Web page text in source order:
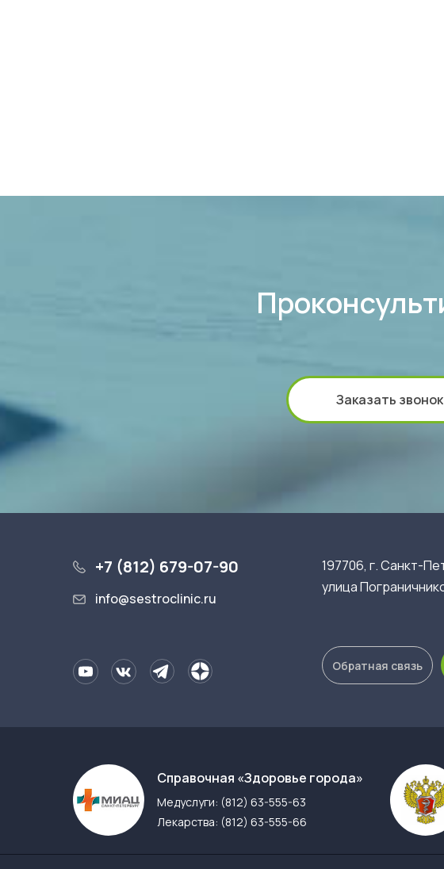
Заказать звонок
+7 (812) 679-07-90
info@sestroclinic.ru
197706, г. Санкт-
улица
Обратная связь
Cправочная «Здоровье города»
Медуслуги: (812) 63-555-63
Лекарства: (812) 63-555-66